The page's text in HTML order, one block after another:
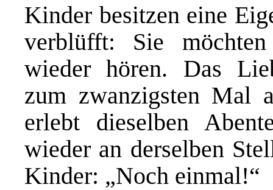
Kinder besitzen eine
verblüfft: Sie
wieder hören. Das
zum zwanzigsten Mal
erlebt dieselben
wieder an derselben
Kinder: „Noch einmal!“